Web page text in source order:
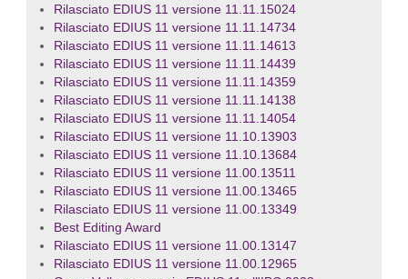
Rilasciato EDIUS 11 versione 11.11.15024
Rilasciato EDIUS 11 versione 11.11.14734
Rilasciato EDIUS 11 versione 11.11.14613
Rilasciato EDIUS 11 versione 11.11.14439
Rilasciato EDIUS 11 versione 11.11.14359
Rilasciato EDIUS 11 versione 11.11.14138
Rilasciato EDIUS 11 versione 11.11.14054
Rilasciato EDIUS 11 versione 11.10.13903
Rilasciato EDIUS 11 versione 11.10.13684
Rilasciato EDIUS 11 versione 11.00.13511
Rilasciato EDIUS 11 versione 11.00.13465
Rilasciato EDIUS 11 versione 11.00.13349
Best Editing Award
Rilasciato EDIUS 11 versione 11.00.13147
Rilasciato EDIUS 11 versione 11.00.12965